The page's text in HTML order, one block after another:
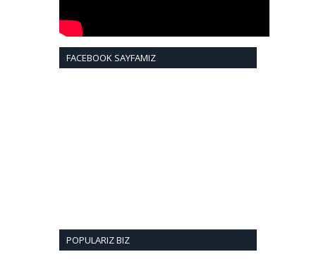
FACEBOOK SAYFAMIZ
POPULARIZ BIZ